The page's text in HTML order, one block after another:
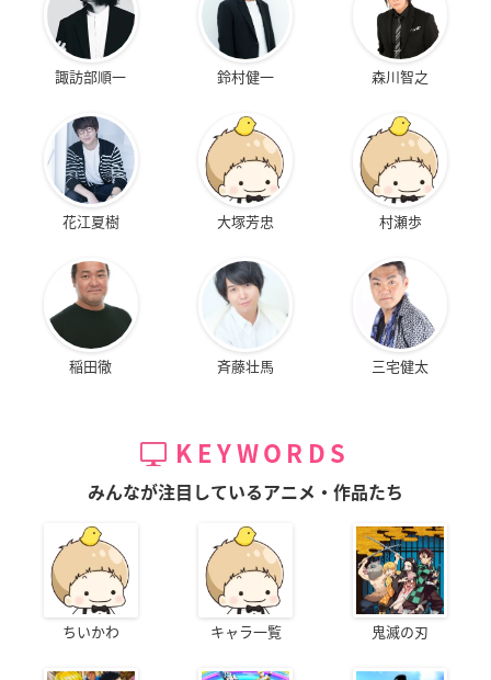
諏訪部順一 鈴村健一 森川智之
花江夏樹 大塚芳忠 村瀬歩
稲田徹 斉藤壮馬 三宅健太
KEYWORDS
みんなが注目しているアニメ・作品たち
ちいかわ キャラ一覧 鬼滅の刃